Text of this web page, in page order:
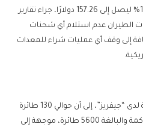
وانخفض سهم “بوينج” بنسبة 1.25% ليصل إلى 157.26 دولارًا، جراء تقارير
الطيران عدم استلام أي شحنات
إلى وقف أي عمليات شراء للمعدات
وأشارت “شيلا كاهياوغلو”، المحللة لدى “جيفريز”، إلى أن حوالي 130 طائرة
فقط من بين طلبات “بوينج” المتراكمة والبالغة 5600 طائرة، موجهة إلى